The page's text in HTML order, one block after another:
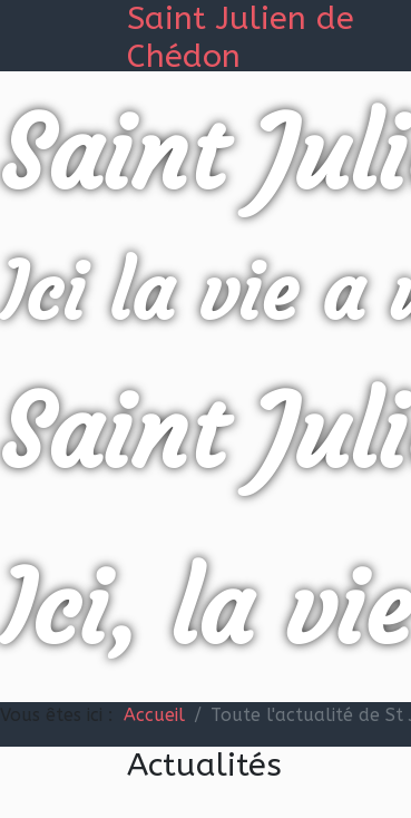
Saint Julien de
Chédon
Saint
Ici la vie a
Saint
Ici, la
Accueil Toute l'actualité de St
Actualités